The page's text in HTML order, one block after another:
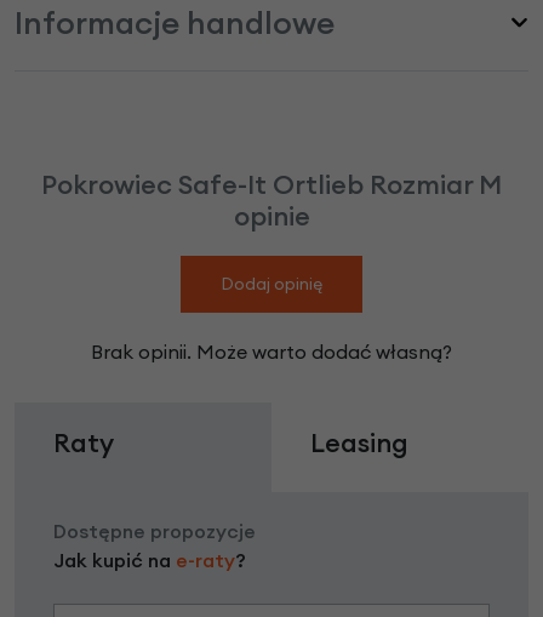
Informacje handlowe
Pokrowiec Safe-It Ortlieb Rozmiar M
opinie
Dodaj opinię
Brak opinii. Może warto dodać własną?
Raty Leasing
Dostępne propozycje
Jak kupić na e-raty?